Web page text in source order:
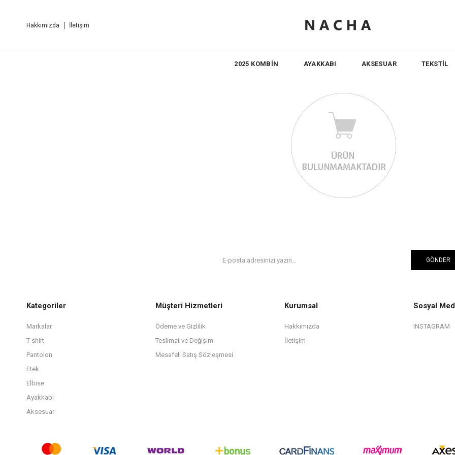
Hakkımızda İletişim
2025 KOMBİN AYAKKABI AKSESUAR TEKSTİL
GÖNDER
Kategoriler
Markalar
T-shirt
Pantolon
Etek
Elbise
Ayakkabı
Aksesuar
Müşteri Hizmetleri
Ödeme ve Gizlilik
Teslimat ve Değişim
Mesafeli Satış Sözleşmesi
Kurumsal
Hakkımızda
İletişim
Sosyal
INSTAGRAM